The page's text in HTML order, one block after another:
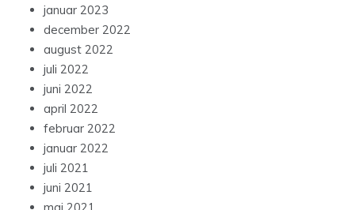
januar 2023
december 2022
august 2022
juli 2022
juni 2022
april 2022
februar 2022
januar 2022
juli 2021
juni 2021